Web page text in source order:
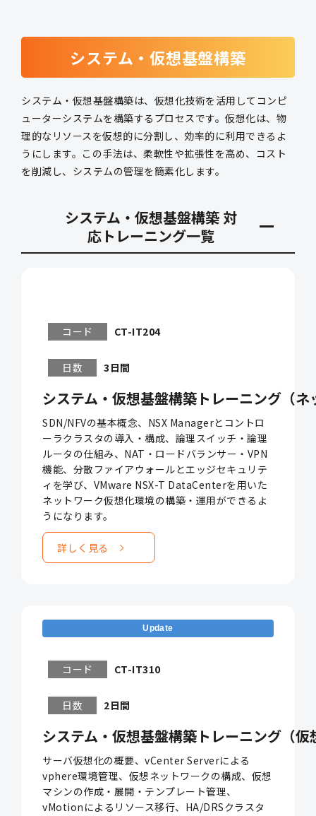
システム・仮想基盤構築
システム・仮想基盤構築は、仮想化技術を活用してコンピ
ューターシステムを構築するプロセスです。仮想化は、物
理的なリソースを仮想的に分割し、効率的に利用できるよ
うにします。この手法は、柔軟性や拡張性を高め、コスト
を削減し、システムの管理を簡素化します。
システム・仮想基盤構築 対
応トレーニング一覧
コード CT-IT204
日数 3日間
システム・仮想基盤構築トレーニング（
SDN/NFVの基本概念、NSX Managerとコントロ
ーラクラスタの導入・構成、論理スイッチ・論理
ルータの仕組み、NAT・ロードバランサー・VPN
機能、分散ファイアウォールとエッジセキュリテ
ィを学び、VMware NSX-T DataCenterを用いた
ネットワーク仮想化環境の構築・運用ができるよ
うになります。
詳しく見る
コード CT-IT310
日数 2日間
システム・仮想基盤構築トレーニング（仮
サーバ仮想化の概要、vCenter Serverによる
vphere環境管理、仮想ネットワークの構成、仮想
マシンの作成・展開・テンプレート管理、
vMotionによるリソース移行、HA/DRSクラスタ
Update